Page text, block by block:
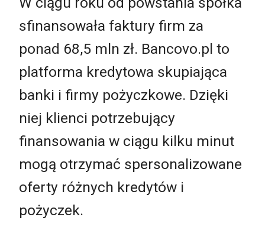
sfinansowała faktury firm za
ponad 68,5 mln zł. Bancovo.pl to
platforma kredytowa skupiająca
banki i firmy pożyczkowe. Dzięki
niej klienci potrzebujący
finansowania w ciągu kilku minut
mogą otrzymać spersonalizowane
oferty różnych kredytów i
pożyczek.